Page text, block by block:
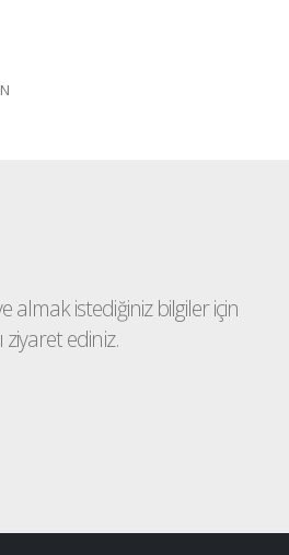
almak istediğiniz bilgiler için
ziyaret ediniz.